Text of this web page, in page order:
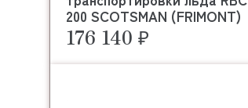
200 SCOTSMAN (FRIMONT)
176 140 ₽